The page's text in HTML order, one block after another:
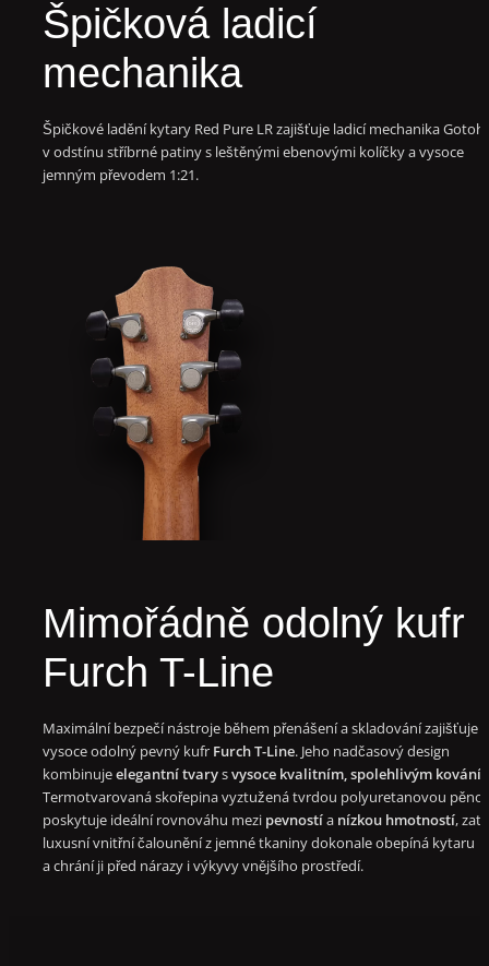
Špičková ladicí
mechanika
Špičkové ladění kytary Red Pure LR zajišťuje ladicí mechanika Gotoh
v odstínu stříbrné patiny s leštěnými ebenovými kolíčky a vysoce
jemným převodem 1:21.
Mimořádně odolný kufr
Furch T-Line
Maximální bezpečí nástroje během přenášení a skladování zajišťuje
vysoce odolný pevný kufr Furch T-Line. Jeho nadčasový design
kombinujeelegantní tvarysvysoce kvalitním, spolehlivým
Termotvarovaná skořepina vyztužená tvrdou polyuretanovou
poskytuje ideální rovnováhu mezi pevnostía nízkou hmotností,
luxusní vnitřní čalounění z jemné tkaniny dokonale obepíná kytaru
a chrání ji před nárazy i výkyvy vnějšího prostředí.